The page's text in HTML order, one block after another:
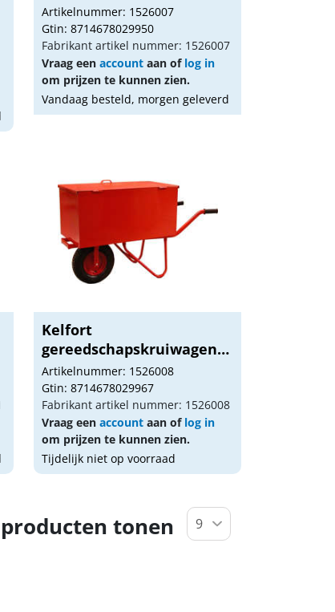
Artikelnummer: 1526007
Gtin: 8714678029950
Fabrikant artikel nummer: 1526007
Vraag eenaccount aan of log in
om prijzen te kunnen zien.
Vandaag besteld, morgen geleverd
Kelfort
gereedschapskruiwagen
attrezzo
Artikelnummer: 1526008
Gtin: 8714678029967
Fabrikant artikel nummer: 1526008
Vraag eenaccount aan of log in
om prijzen te kunnen zien.
Tijdelijk niet op voorraad
tonen